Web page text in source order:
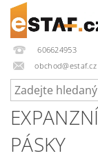
606624953
obchod@estaf.cz
PÁSKY